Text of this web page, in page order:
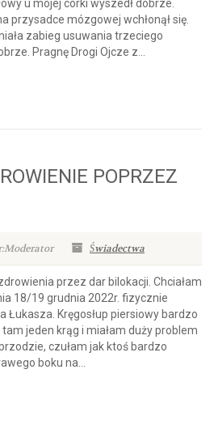
u mojej córki wyszedł dobrze.
przysadce mózgowej wchłonął się.
zabieg usuwania trzeciego
Pragnę Drogi Ojcze z...
POPRZEZ
Świadectwa
przez dar bilokacji. Chciałam
18/19 grudnia 2022r. fizycznie
Łukasza. Kręgosłup piersiowy bardzo
jeden krąg i miałam duży problem
czułam jak ktoś bardzo
boku na...